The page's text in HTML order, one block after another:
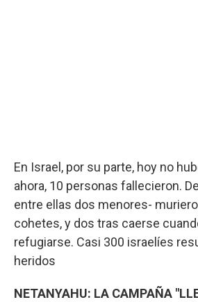
En Israel, por su parte, hoy no
ahora, 10 personas fallecieron.
entre ellas dos menores-
cohetes, y dos tras caerse
refugiarse. Casi 300 israelíes
heridos
NETANYAHU: LA CAMPAÑA